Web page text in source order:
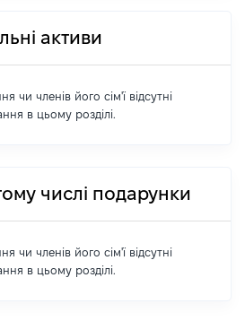
активи
чи членів його сім'ї відсутні
в цьому розділі.
числі подарунки
чи членів його сім'ї відсутні
в цьому розділі.